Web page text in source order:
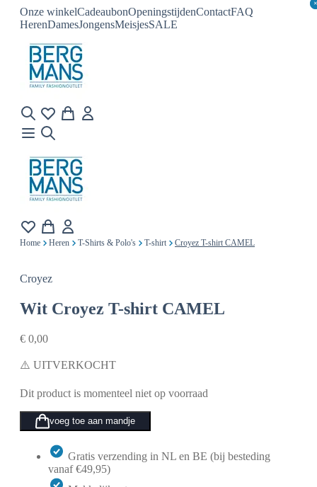
Onze winkelCadeaubonOpeningstijdenContactFAQ
HerenDamesJongensMeisjesSALE
×
×
Home Heren T-Shirts & Polo's T-shirt Croyez T-shirt CAMEL
Croyez
Wit Croyez T-shirt CAMEL
€ 0,00
⚠️ UITVERKOCHT
Dit product is momenteel niet op voorraad
voeg toe aan mandje
Gratis verzending in NL en BE (bij besteding
vanaf €49,95)